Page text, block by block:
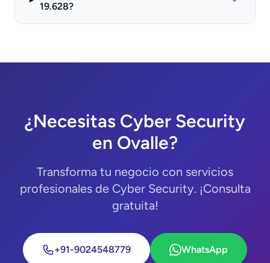
19.628?
¿Necesitas Cyber Security
en Ovalle?
Transforma tu negocio con servicios
profesionales de Cyber Security. ¡Consulta
gratuita!
+91-9024548779 WhatsApp